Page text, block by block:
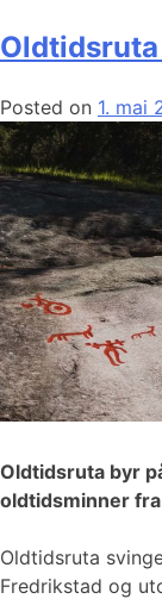
Posted on 1. mai
Oldtidsruta byr
oldtidsminner
Oldtidsruta
Fredrikstad og